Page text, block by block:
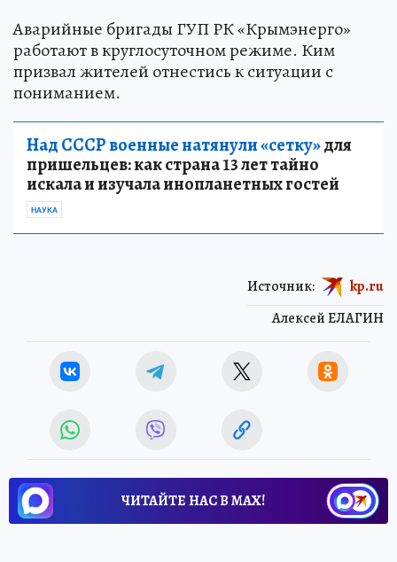
Аварийные бригады ГУП РК «Крымэнерго»
работают в круглосуточном режиме. Ким
призвал жителей отнестись к ситуации с
пониманием.
Над СССР военные натянули «сетку»для
пришельцев: как страна 13 лет тайно
искала и изучала инопланетных гостей
НАУКА
Алексей ЕЛАГИН
Источник: kp.ru
ЧИТАЙТЕ НАС В МАХ!